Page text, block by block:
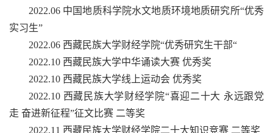
2022.06 中国地质科学院水文地质环境地质研究所“优秀
实习生”
2022.06 西藏民族大学财经学院“优秀研究生干部“
2022.10 西藏民族大学中华诵读大赛 优秀奖
2022.10 西藏民族大学线上运动会 优秀奖
2022.10 西藏民族大学财经学院“喜迎二十大 永远跟党
走 奋进新征程”征文比赛 二等奖
2022.11 西藏民族大学财经学院二十大知识竞赛 二等奖